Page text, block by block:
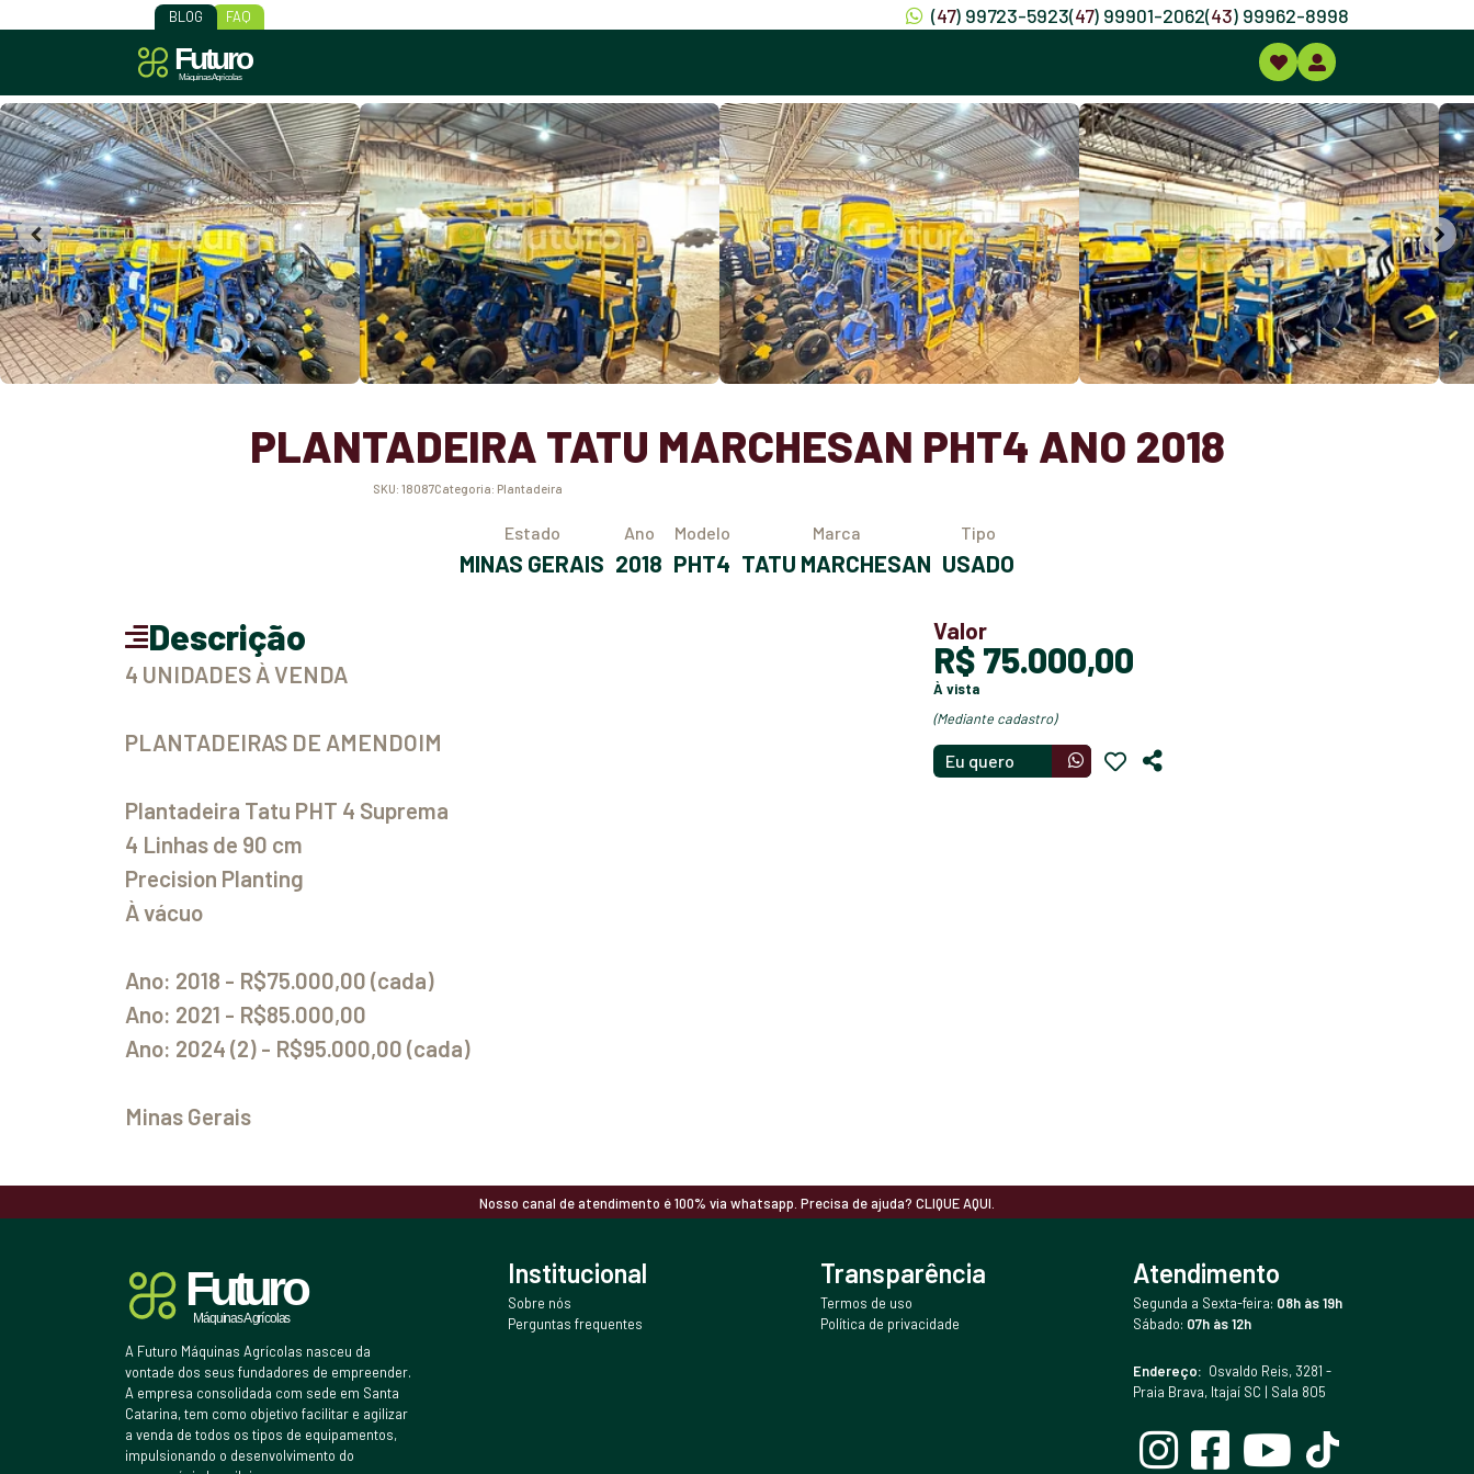
BLOG FAQ (47) 99723-5923(47) 99901-2062(43) 99962-8998
PLANTADEIRA TATU MARCHESAN PHT4 ANO 2018
SKU: 18087 Categoria: Plantadeira
Estado
MINAS GERAIS
Ano
2018
Modelo
PHT4
Marca
TATU MARCHESAN
Tipo
USADO
Descrição
4 UNIDADES À VENDA
PLANTADEIRAS DE AMENDOIM
Plantadeira Tatu PHT 4 Suprema
4 Linhas de 90 cm
Precision Planting
À vácuo
Ano: 2018 - R$75.000,00 (cada)
Ano: 2021 - R$85.000,00
Ano: 2024 (2) - R$95.000,00 (cada)
Minas Gerais
Valor
R$ 75.000,00
à vista
(mediante cadastro)
Eu quero
Nosso canal de atendimento é 100% via whatsapp. Precisa de ajuda? CLIQUE AQUI.
A Futuro Máquinas Agrícolas nasceu da
vontade dos seus fundadores de empreender.
A empresa consolidada com sede em Santa
Catarina, tem como objetivo facilitar e agilizar
a venda de todos os tipos de equipamentos,
impulsionando o desenvolvimento do
Institucional
Sobre nós
Perguntas frequentes
Transparência
Termos de uso
Política de privacidade
Atendimento
Segunda a Sexta-feira: 08h às 19h
Sábado: 07h às 12h
Endereço: Osvaldo Reis, 3281 -
Praia Brava, Itajaí SC | Sala 805